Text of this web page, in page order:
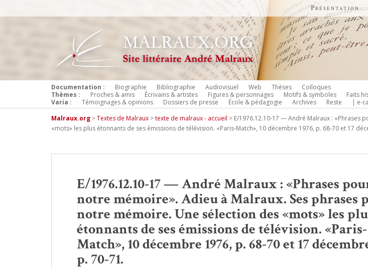
Présentation
Documentation : Biographie Bibliographie Audiovisuel Web Thèses
Colloques
Thèmes :
Proches & amis Écrivains & artistes Figures & personnages Motifs & symboles Faits
Varia :
Témoignages & opinions Dossiers de presse École & pédagogie Archives Reste
| e-
Malraux.org >Textes de Malraux >texte de malraux - accueil > E/1976.12.10-17 — André Malraux : «Phrases
«mots» les plus étonnants de ses émissions de télévision. «Paris-Match», 10 décembre 1976, p. 68-70 et 17
E/1976.12.10-17 — André Malraux : «Phrases
notre mémoire». Adieu à Malraux. Ses phrases
notre mémoire. Une sélection des «mots» les
étonnants de ses émissions de télévision. «Paris-
Match», 10 décembre 1976, p. 68-70 et 17
p. 70-71.